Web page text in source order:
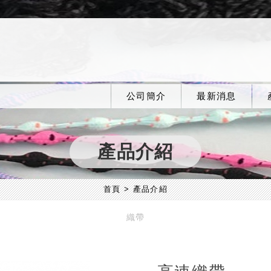
公司簡介 最新消息
產品介紹
首頁 產品介紹
織帶